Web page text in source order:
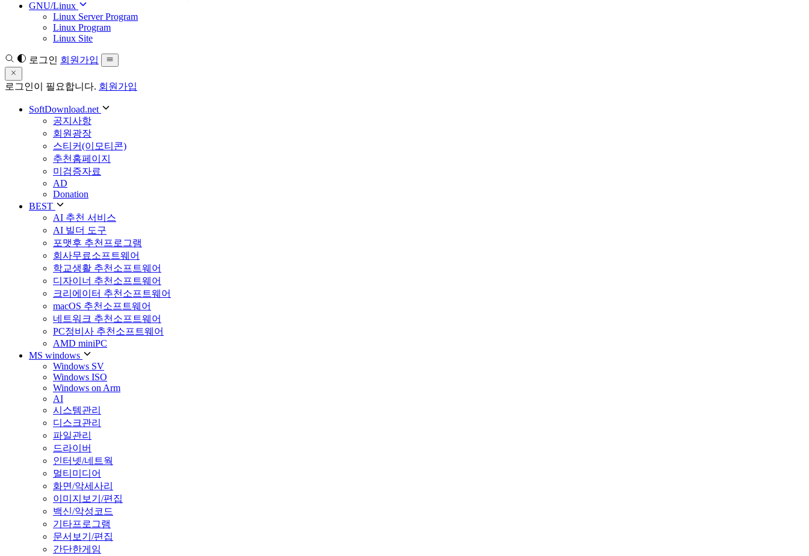
GNU/Linux
Linux Server Program
Linux Program
Linux Site
로그인 회원가입
로그인이 필요합니다. 회원가입
SoftDownload.net
공지사항
회원광장
스티커(이모티콘)
추천홈페이지
미검증자료
AD
Donation
BEST
AI 추천 서비스
AI 빌더 도구
포맷후 추천프로그램
회사무료소프트웨어
학교생활 추천소프트웨어
디자이너 추천소프트웨어
크리에이터 추천소프트웨어
macOS 추천소프트웨어
네트워크 추천소프트웨어
PC정비사 추천소프트웨어
AMD miniPC
MS windows
Windows SV
Windows ISO
Windows on Arm
AI
시스템관리
디스크관리
파일관리
드라이버
인터넷/네트웍
멀티미디어
화면/악세사리
이미지보기/편집
백신/악성코드
기타프로그램
문서보기/편집
간단한게임